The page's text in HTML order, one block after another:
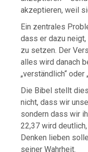
akzeptieren, weil
Ein zentrales
dass er dazu
zu setzen. Der
alles wird danach
„verständlich“ oder
Die Bibel stellt
nicht, dass wir
sondern dass wir
22,37 wird
Denken lieben
seiner Wahrheit.